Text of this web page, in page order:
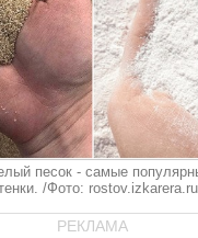
песок - самые
/Фото:
РЕКЛАМА